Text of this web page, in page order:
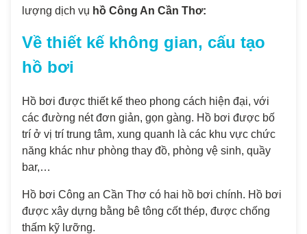
lượng dịch vụ hồ Công An Cần Thơ:
Về thiết kế không gian, cấu tạo
hồ bơi
Hồ bơi được thiết kế theo phong cách hiện đại, với
các đường nét đơn giản, gọn gàng. Hồ bơi được bố
trí ở vị trí trung tâm, xung quanh là các khu vực chức
năng khác như phòng thay đồ, phòng vệ sinh, quầy
bar,…
Hồ bơi Công an Cần Thơ có hai hồ bơi chính. Hồ bơi
được xây dựng bằng bê tông cốt thép, được chống
thấm kỹ lưỡng.